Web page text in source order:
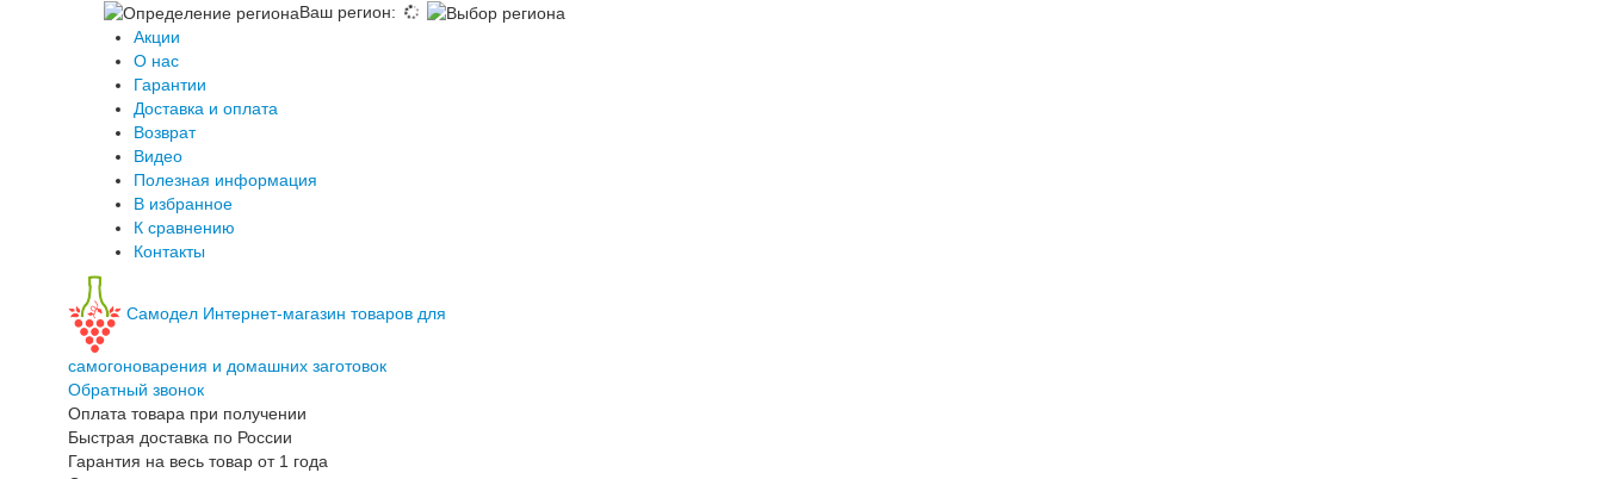
Ваш регион:
Акции
О нас
Гарантии
Доставка и оплата
Возврат
Видео
Полезная информация
В избранное
К сравнению
Контакты
Самодел Интернет-магазин товаров для
самогоноварения и домашних заготовок
Обратный звонок
Оплата товара при получении
Быстрая доставка по России
Гарантия на весь товар от 1 года